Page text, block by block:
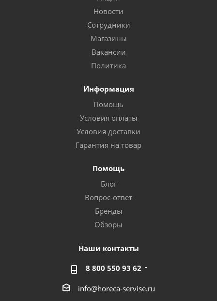
Новости
Сотрудники
Магазины
Вакансии
Политика
Информация
Помощь
Условия оплаты
Условия доставки
Гарантия на товар
Помощь
Блог
Вопрос-ответ
Бренды
Обзоры
Наши контакты
8 800 550 93 62
info@horeca-servise.ru